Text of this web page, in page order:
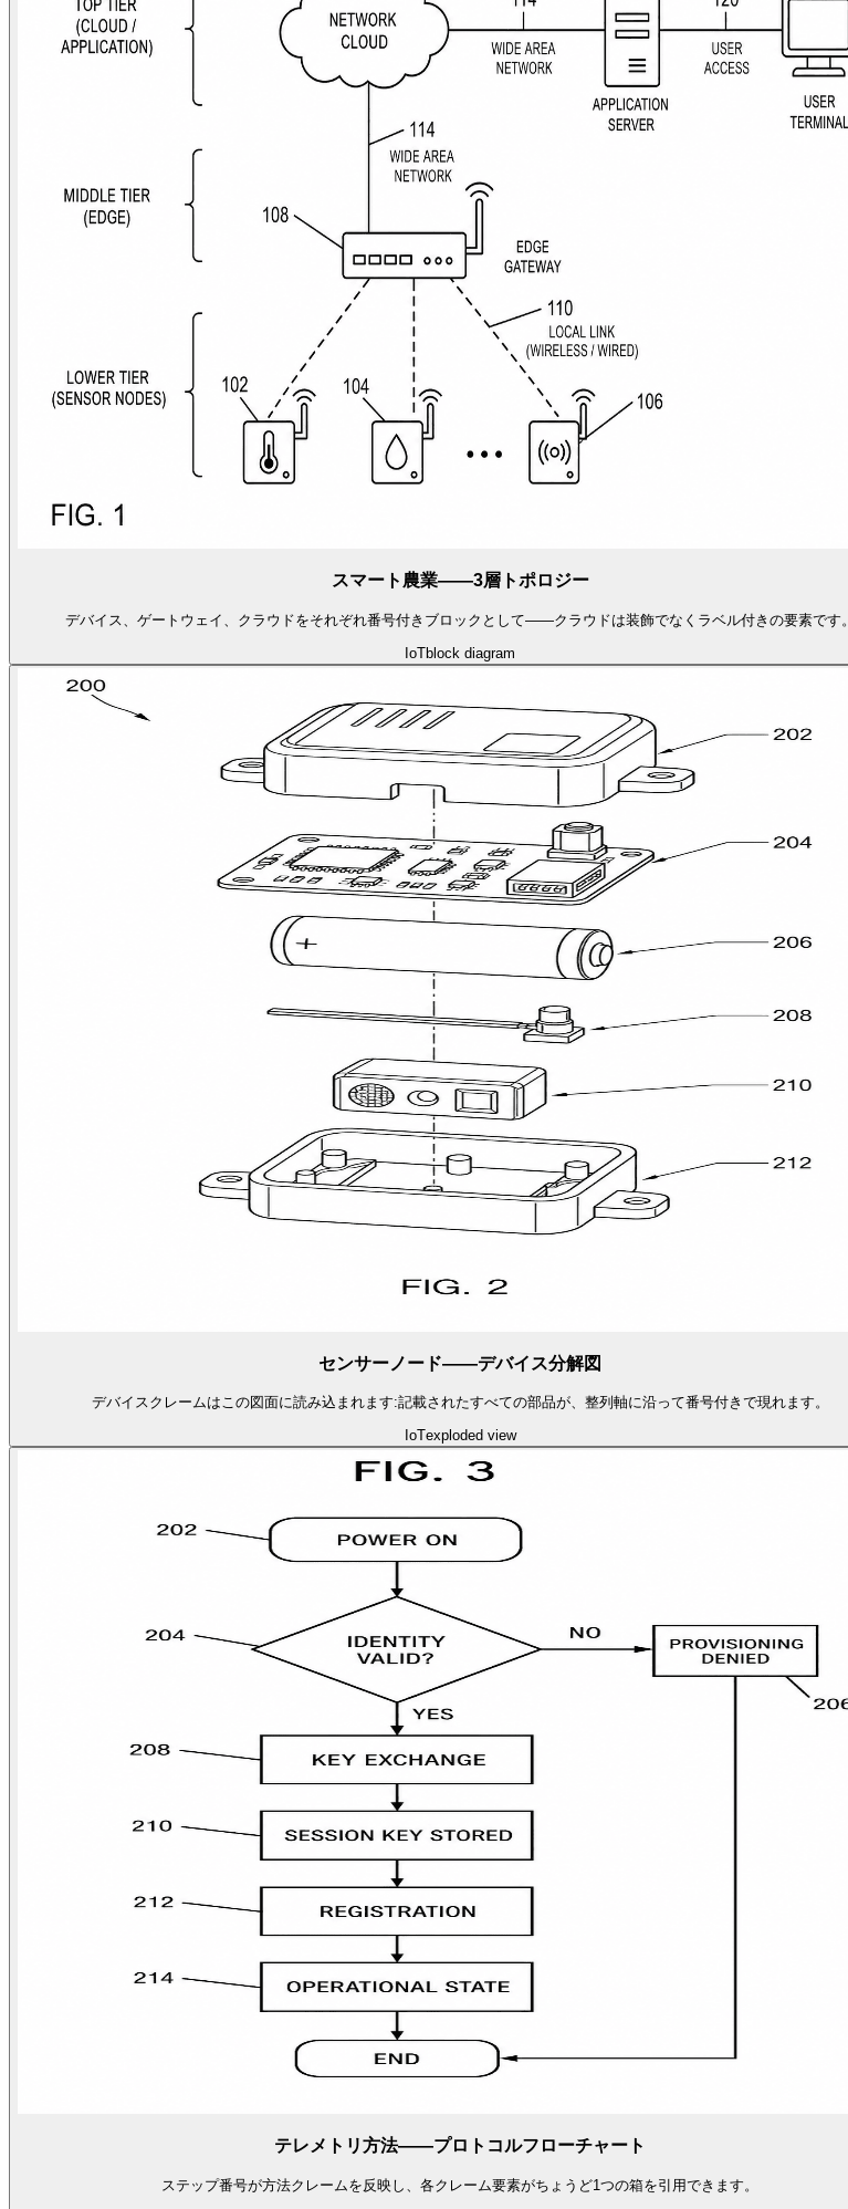
スマート農業——3層トポロジー
デバイス、ゲートウェイ、クラウドをそれぞれ番号付きブロックとして——クラウドは装飾でなくラベル付きの要素です。
IoTblock diagram
センサーノード——デバイス分解図
デバイスクレームはこの図面に読み込まれます:記載されたすべての部品が、整列軸に沿って番号付きで現れます。
IoTexploded view
テレメトリ方法——プロトコルフローチャート
ステップ番号が方法クレームを反映し、各クレーム要素がちょうど1つの箱を引用できます。